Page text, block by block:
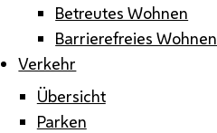
Betreutes Wohnen
Barrierefreies Wohnen
Verkehr
Übersicht
Parken